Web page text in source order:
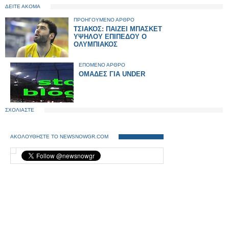
ΔΕΙΤΕ ΑΚΟΜΑ
ΠΡΟΗΓΟΥΜΕΝΟ ΑΡΘΡΟ
ΤΣΙΑΚΟΣ: ΠΑΙΖΕΙ ΜΠΑΣΚΕΤ
ΥΨΗΛΟΥ ΕΠΙΠΕΔΟΥ Ο
ΟΛΥΜΠΙΑΚΟΣ
ΕΠΟΜΕΝΟ ΑΡΘΡΟ
ΟΜΑΔΕΣ ΓΙΑ UNDER
ΣΧΟΛΙΑΣΤΕ
ΑΚΟΛΟΥΘΗΣΤΕ ΤΟ NEWSNOWGR.COM